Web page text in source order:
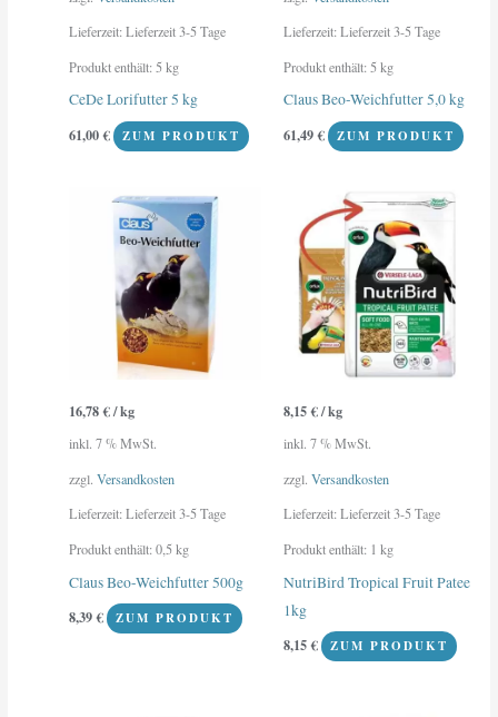
Lieferzeit:Lieferzeit 3-5 Tage
Produkt enthält: 5kg
CeDe Lorifutter 5 kg
61,00€ ZUM PRODUKT
Lieferzeit:Lieferzeit 3-5 Tage
Produkt enthält: 5kg
Claus Beo-Weichfutter 5,0 kg
61,49€ ZUM PRODUKT
16,78€/kg
inkl. 7 % MwSt.
zzgl.Versandkosten
Lieferzeit:Lieferzeit 3-5 Tage
Produkt enthält: 0,5kg
Claus Beo-Weichfutter 500g
8,39€ ZUM PRODUKT
8,15€/kg
inkl. 7 % MwSt.
zzgl. Versandkosten
Lieferzeit:Lieferzeit 3-5 Tage
Produkt enthält: 1 kg
NutriBird Tropical Fruit Patee
1kg
8,15€ ZUM PRODUKT